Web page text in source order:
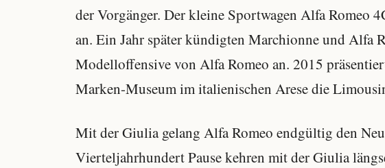
der Vorgänger. Der kleine Sportwagen Alfa Romeo
an. Ein Jahr später kündigten Marchionne und Alfa
Modelloffensive von Alfa Romeo an. 2015
Marken-Museum im italienischen Arese die
Mit der Giulia gelang Alfa Romeo endgültig den
Vierteljahrhundert Pause kehren mit der Giulia